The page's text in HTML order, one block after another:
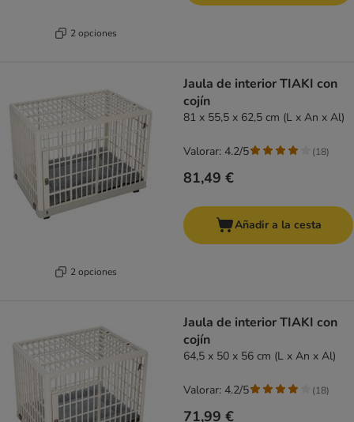
2 opciones
2 opciones
Jaula de interior TIAKI con
cojín
81 x 55,5 x 62,5 cm (L x An x Al)
81,49 €
Valorar: 4.2/5 (18)
Añadir a la cesta
Jaula de interior TIAKI con
cojín
64,5 x 50 x 56 cm (L x An x Al)
71,99 €
Valorar: 4.2/5 (18)